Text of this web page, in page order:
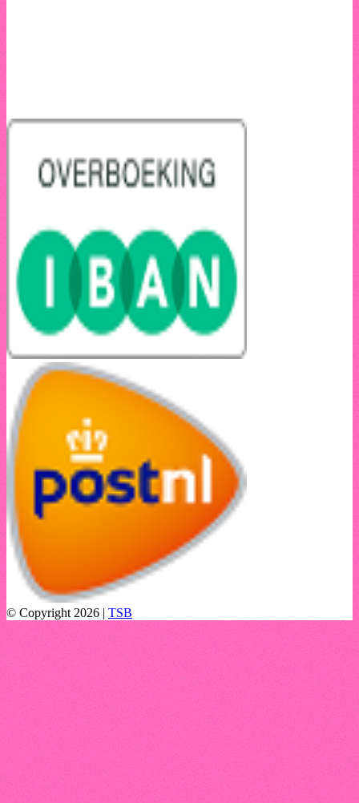
© Copyright 2026 | TSB